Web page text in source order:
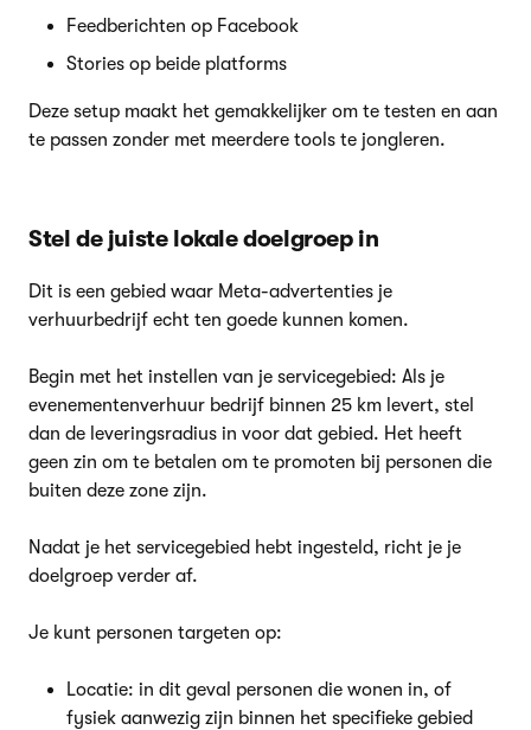
Feedberichten op Facebook
Stories op beide platforms
Deze setup maakt het gemakkelijker om te testen en aan
te passen zonder met meerdere tools te jongleren.
Stel de juiste lokale doelgroep in
Dit is een gebied waar Meta-advertenties je
verhuurbedrijf echt ten goede kunnen komen.
Begin met het instellen van je servicegebied: Als je
evenementenverhuur bedrijf binnen 25 km levert, stel
dan de leveringsradius in voor dat gebied. Het heeft
geen zin om te betalen om te promoten bij personen die
buiten deze zone zijn.
Nadat je het servicegebied hebt ingesteld, richt je je
doelgroep verder af.
Je kunt personen targeten op:
Locatie: in dit geval personen die wonen in, of
fysiek aanwezig zijn binnen het specifieke gebied